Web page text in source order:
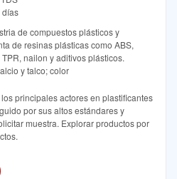
días
de compuestos plásticos y
de resinas plásticas como ABS,
nailon y aditivos plásticos.
y talco; color
principales actores en plastificantes
por sus altos estándares y
muestra. Explorar productos por